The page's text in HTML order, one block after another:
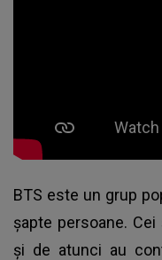
BTS este un grup
șapte persoane.
și de atunci au